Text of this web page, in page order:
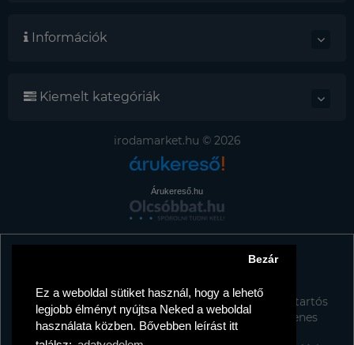
Ez a weboldal sütiket használ, hogy a lehető
legjobb élményt nyújtsa Neked a weboldal
használata közben. Bővebben leírást itt
Bezár
Információk
Kiemelt kategóriák
irodamarket.hu © 2026
Árukereső.hu
Tájékoztató az adattörlő címkékről
TISZTELT VÁSÁRLÓNK!
A kormány döntése alapján a kereskedő minden tartós
adathordozó termék vásárlásakor köteles ingyenes
adattörlő kódot biztosítani fogyasztóknak.